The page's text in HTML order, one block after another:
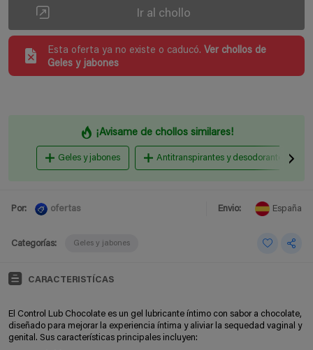
Ir al chollo
Esta oferta ya no existe o caducó. Ver chollos de
Geles y jabones
¡Avisame de chollos similares!
Geles y jabones Antitranspirantes y desodorantes
Por: ofertas Envio: España
Categorías: Geles y jabones
CARACTERISTÍCAS
El Control Lub Chocolate es un gel lubricante íntimo con sabor a chocolate,
diseñado para mejorar la experiencia íntima y aliviar la sequedad vaginal y
genital. Sus características principales incluyen: